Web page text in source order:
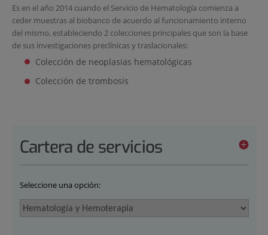
Es en el año 2014 cuando el Servicio de Hematología comienza a
ceder muestras al biobanco de acuerdo al funcionamiento interno
del mismo, estableciendo 2 colecciones principales que son la base
de sus investigaciones preclínicas y traslacionales:
Colección de neoplasias hematológicas
Colección de trombosis
Cartera de servicios
Seleccione una opción: